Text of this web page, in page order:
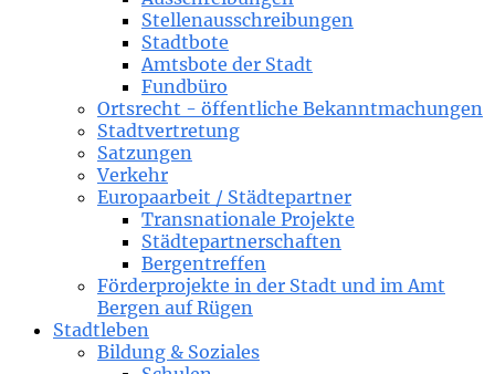
Stellenausschreibungen
Stadtbote
Amtsbote der Stadt
Fundbüro
Ortsrecht - öffentliche Bekanntmachungen
Stadtvertretung
Satzungen
Verkehr
Europaarbeit / Städtepartner
Transnationale Projekte
Städtepartnerschaften
Bergentreffen
Förderprojekte in der Stadt und im Amt
Bergen auf Rügen
Stadtleben
Bildung & Soziales